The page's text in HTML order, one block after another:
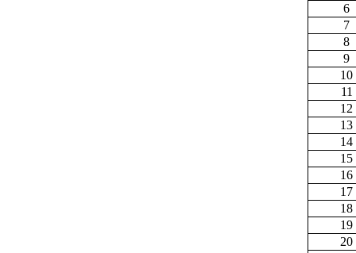
6
7
8
9
10
11
12
13
14
15
16
17
18
19
20